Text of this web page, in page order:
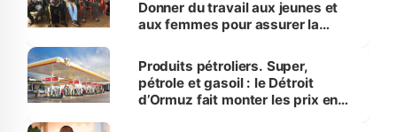
Donner du travail aux jeunes et
aux femmes pour assurer la
menacées
Produits pétroliers. Super,
pétrole et gasoil : le Détroit
d’Ormuz fait monter les prix en